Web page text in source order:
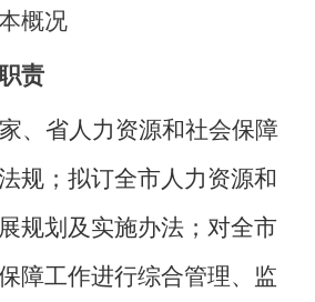
概况
责
、省人力资源和社会保障
规；拟订全市人力资源和
规划及实施办法；对全市
障工作进行综合管理、监